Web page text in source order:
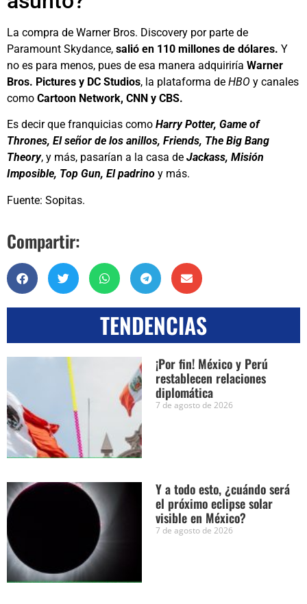
La compra de Warner Bros. Discovery por parte de
Paramount Skydance, salió en 110 millones de dólares. Y
no es para menos, pues de esa manera adquiriría Warner
Bros. Pictures y DC Studios, la plataforma de HBO y canales
como Cartoon Network, CNN y CBS.
Es decir que franquicias como Harry Potter, Game of
Thrones, El señor de los anillos, Friends, The Big Bang
Theory, y más, pasarían a la casa de Jackass, Misión
Imposible, Top Gun, El padrino y más.
Fuente: Sopitas.
Compartir:
TENDENCIAS
¡Por fin! México y Perú
restablecen relaciones
diplomática
7 de agosto de 2026
Y a todo esto, ¿cuándo será
el próximo eclipse solar
visible en México?
7 de agosto de 2026